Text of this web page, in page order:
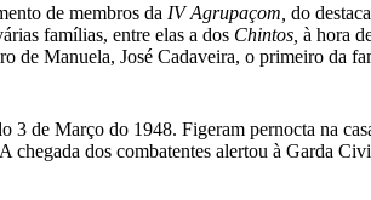
de membros da IV Agrupaçom, do
famílias, entre elas a dos Chintos, à hora
de Manuela, José Cadaveira, o primeiro da
3 de Março do 1948. Figeram pernocta na
chegada dos combatentes alertou à Garda